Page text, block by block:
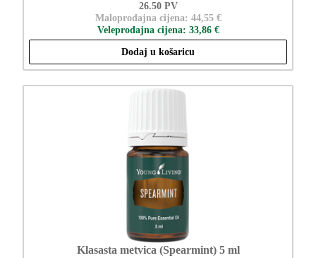
26.50 PV
Maloprodajna cijena: 44,55 €
Veleprodajna cijena: 33,86 €
Dodaj u košaricu
Klasasta metvica (Spearmint) 5 ml